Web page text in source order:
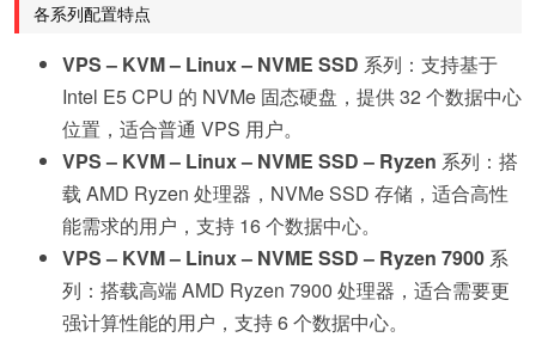
各系列配置特点
VPS – KVM – Linux – NVME SSD 系列：支持基于
Intel E5 CPU 的 NVMe 固态硬盘，提供 32 个数据中心
位置，适合普通 VPS 用户。
VPS – KVM – Linux – NVME SSD – Ryzen 系列：搭
载 AMD Ryzen 处理器，NVMe SSD 存储，适合高性
能需求的用户，支持 16 个数据中心。
VPS – KVM – Linux – NVME SSD – Ryzen 7900 系
列：搭载高端 AMD Ryzen 7900 处理器，适合需要更
强计算性能的用户，支持 6 个数据中心。